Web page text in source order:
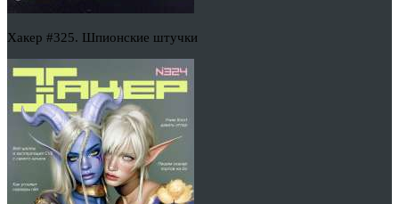
Хакер #325. Шпионские штучки